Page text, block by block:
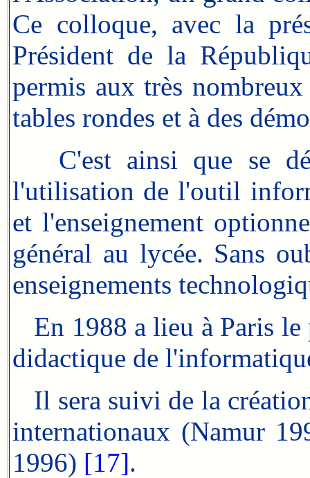
Ce colloque, avec la
Président de la
permis aux très
tables rondes et à des
C'est ainsi que se
l'utilisation de l'outil
et l'enseignement
général au lycée. Sans
enseignements
En 1988 a lieu à Paris
didactique de
Il sera suivi de la
internationaux (Namur
1996) [17].